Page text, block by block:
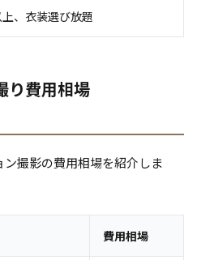
、衣装選び放題
り費用相場
撮影の費用相場を紹介しま
費用相場